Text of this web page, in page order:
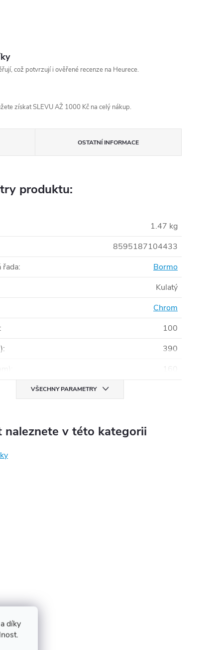
díky
což potvrzují i ověřené recenze na Heurece.
získat SLEVU AŽ 1000 Kč na celý nákup.
OSTATNÍ INFORMACE
produktu:
1.47 kg
8595187104433
řada:
Bormo
Kulatý
Chrom
:
100
:
390
VŠECHNY PARAMETRY
naleznete v této kategorii